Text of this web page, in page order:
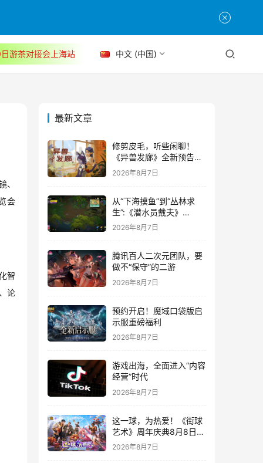
游茶对接会上海站 中文 (中国)
、
会
智
论
最新文章
修剪皮毛，听些闲聊！
《异兽发廊》全新预告与
Steam免费试玩公开
2026年8月7日
从“下海摸鱼”到“丛林求
生”:《潜水员戴夫》
DLC《丛林》移动端定档
2026年8月7日
腾讯百人二次元团队，要
做不“保守”的二游
2026年8月7日
预约开启！魔域口袋版启
示服重磅福利
2026年8月7日
游戏出海，全面进入“内容
经营”时代
2026年8月7日
这一球，为热爱！《街球
艺术》周年庆典8月8日正
式上线，多重福利与全新
2026年8月7日